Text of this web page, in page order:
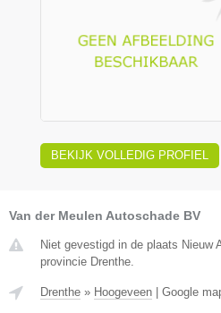
BEKIJK VOLLEDIG PROFIEL
Van der Meulen Autoschade BV
Niet gevestigd in de plaats Nieuw
provincie Drenthe.
Drenthe » Hoogeveen Google